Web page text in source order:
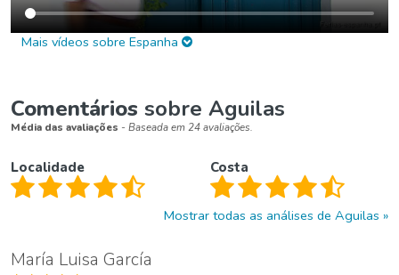
Mais vídeos sobre Espanha
Comentários sobre Aguilas
Média das avaliações - Baseada em 24 avaliações.
Localidade Costa
Mostrar todas as análises de Aguilas
María Luisa García